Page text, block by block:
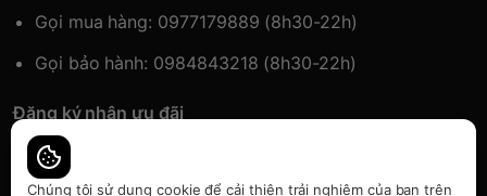
Gọi mua hàng: 0977179889 (8h30-22h)
Gọi bảo hành: 0984843218 (8h30-22h)
Đăng ký nhận ưu đãi
Đăng kí để nhận thông tin ưu đãi sớm nhất.
Chúng tôi sử dụng cookie để cải thiện trải nghiệm của bạn trên